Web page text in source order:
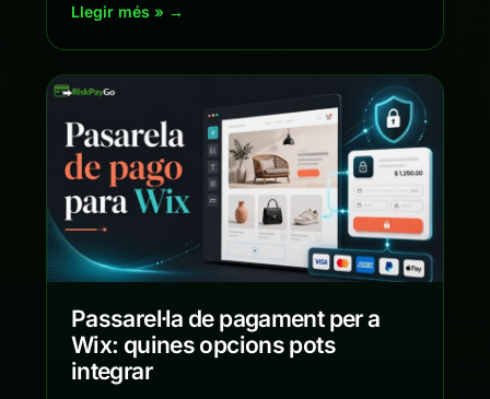
Llegir més » →
Passarel·la de pagament per a
Wix: quines opcions pots
integrar